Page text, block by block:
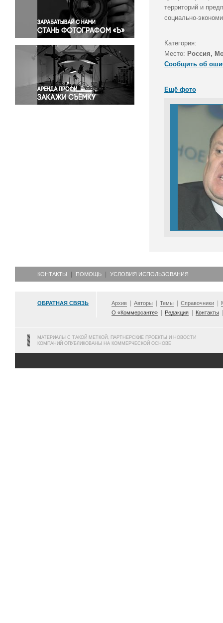
Правосудие
Происшествия и конфликты
Религия
Светская жизнь
Спорт
Экология
Экономика и бизнес
территорий и
социально-
Категория:
Место: Россия,
Сообщить об
Ещё фото
КОНТАКТЫ ПОМОЩЬ УСЛОВИЯ ИСПОЛЬЗОВАНИЯ
ОБРАТНАЯ СВЯЗЬ Архив Авторы Темы Справочники
О «Коммерсанте»
Редакция Контакты
МАТЕРИАЛЫ С ТАКОЙ МЕТКОЙ, ПАРТНЕРСКИЕ ПРОЕКТЫ И НОВОСТИ
КОМПАНИЙ ОПУБЛИКОВАНЫ НА КОММЕРЧЕСКОЙ ОСНОВЕ